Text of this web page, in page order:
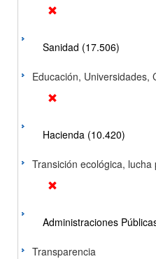
Sanidad (17.506)
Educación, Universidades,
Hacienda (10.420)
Transición ecológica,
Administraciones
Transparencia